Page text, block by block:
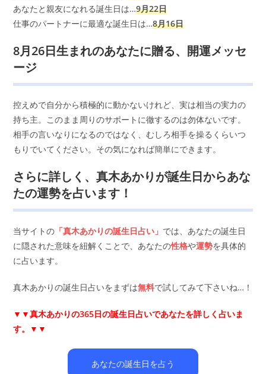
あなたと親友になれる誕生日は…9月22日
仕事のパートナーに最適な誕生日は…8月16日
8月26日生まれのあなたに贈る、開運メッセ
ージ
控えめで自分から積極的に動かないけれど、実は相当の実力の
持ち主。このまま周りのサポートに徹するのは勿体ないです。
相手の言いなりになるのではなく、むしろ相手を操るくらいつ
もりでいてください。その気になれば簡単にできます。
さらに詳しく、真木あかりが誕生日からあな
たの運勢を占います！
当サイトの 「真木あかりの誕生日占い」 では、あなたの誕生日
に隠された意味を紐解くことで、あなたの性格や運勢を具体的
に占います。
真木あかりの誕生日占いをまずは無料で試してみて下さいね…！
▼▼真木あかりの365日の誕生日占いであなたを詳しく占いま
す。▼▼
あなたの誕生日を占う